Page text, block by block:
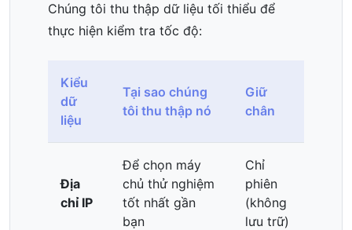
Chúng tôi thu thập dữ liệu tối thiểu để
thực hiện kiểm tra tốc độ:
Kiểu
dữ
liệu
Tại sao chúng
tôi thu thập nó
Giữ
chân
Địa
chỉ IP
Để chọn máy
chủ thử nghiệm
tốt nhất gần
bạn
Chỉ
phiên
(không
lưu trữ)